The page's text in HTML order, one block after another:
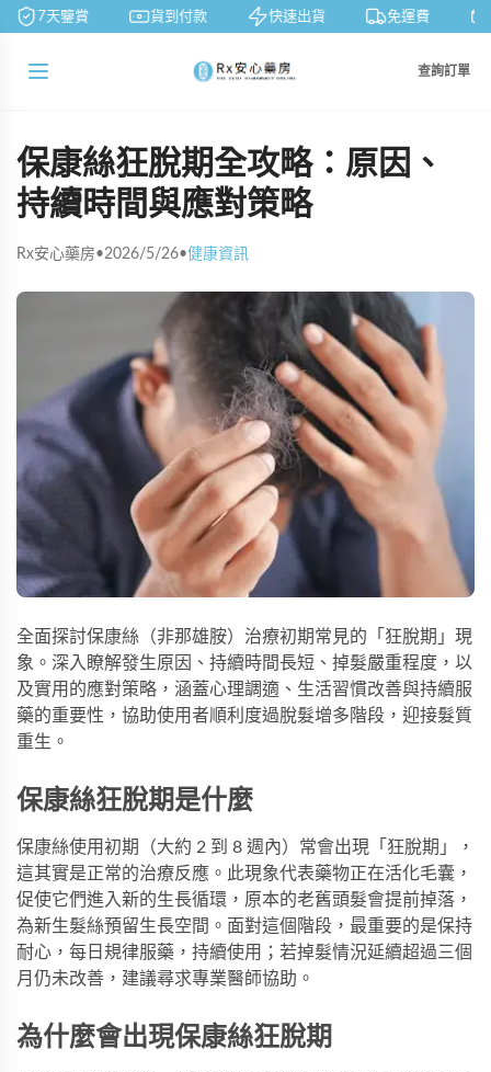
7天鑒賞 貨到付款 快速出貨 免運費
查詢訂單
保康絲狂脫期全攻略：原因、
持續時間與應對策略
Rx安心藥房•2026/5/26•健康資訊
全面探討保康絲（非那雄胺）治療初期常見的「狂脫期」現
象。深入瞭解發生原因、持續時間長短、掉髮嚴重程度，以
及實用的應對策略，涵蓋心理調適、生活習慣改善與持續服
藥的重要性，協助使用者順利度過脫髮增多階段，迎接髮質
重生。
保康絲狂脫期是什麼
保康絲使用初期（大約 2 到 8 週內）常會出現「狂脫期」，
這其實是正常的治療反應。此現象代表藥物正在活化毛囊，
促使它們進入新的生長循環，原本的老舊頭髮會提前掉落，
為新生髮絲預留生長空間。面對這個階段，最重要的是保持
耐心，每日規律服藥，持續使用；若掉髮情況延續超過三個
月仍未改善，建議尋求專業醫師協助。
為什麼會出現保康絲狂脫期